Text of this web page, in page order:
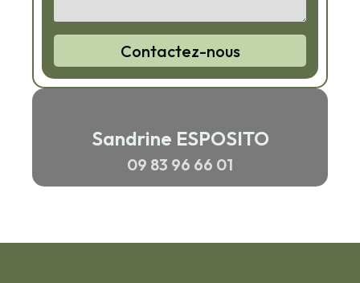
Contactez-nous
Sandrine ESPOSITO
09 83 96 66 01